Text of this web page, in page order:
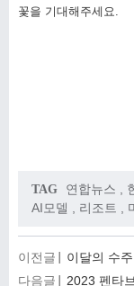
꽃을 기대해주세요.
TAG 연합뉴스 ,
AI모델 , 리조트 ,
이전글
이달의 수
다음글
2023 펜타